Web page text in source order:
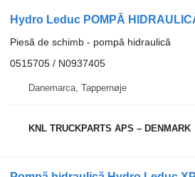
Hydro Leduc POMPĂ
Piesă de schimb - pompă hidraulică
0515705 / N0937405
Danemarca, Tappernøje
KNL TRUCKPARTS APS – DENMARK